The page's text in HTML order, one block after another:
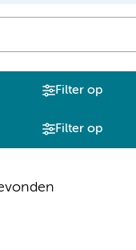
Filter op
Filter op